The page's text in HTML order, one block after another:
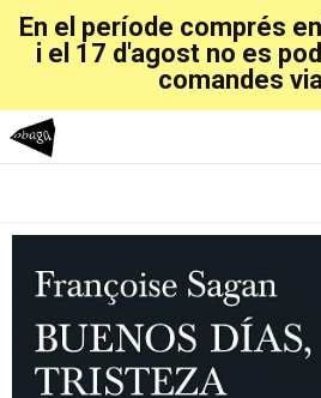
En el període comprés
i el 17 d'agost no es
comandes